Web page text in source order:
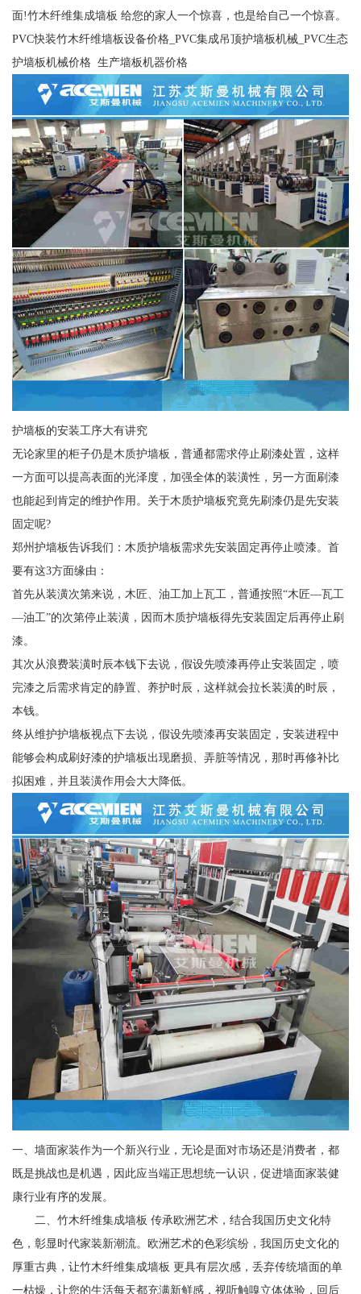
面!竹木纤维集成墙板 给您的家人一个惊喜，也是给自己一个惊喜。
PVC快装竹木纤维墙板设备价格_PVC集成吊顶护墙板机械_PVC生态
护墙板机械价格 生产墙板机器价格
护墙板的安装工序大有讲究
无论家里的柜子仍是木质护墙板，普通都需求停止刷漆处置，这样
一方面可以提高表面的光泽度，加强全体的装潢性，另一方面刷漆
也能起到肯定的维护作用。关于木质护墙板究竟先刷漆仍是先安装
固定呢?
郑州护墙板告诉我们：木质护墙板需求先安装固定再停止喷漆。首
要有这3方面缘由：
首先从装潢次第来说，木匠、油工加上瓦工，普通按照“木匠—瓦工
—油工”的次第停止装潢，因而木质护墙板得先安装固定后再停止刷
漆。
其次从浪费装潢时辰本钱下去说，假设先喷漆再停止安装固定，喷
完漆之后需求肯定的静置、养护时辰，这样就会拉长装潢的时辰，
本钱。
终从维护护墙板视点下去说，假设先喷漆再安装固定，安装进程中
能够会构成刷好漆的护墙板出现磨损、弄脏等情况，那时再修补比
拟困难，并且装潢作用会大大降低。
一、墙面家装作为一个新兴行业，无论是面对市场还是消费者，都
既是挑战也是机遇，因此应当端正思想统一认识，促进墙面家装健
康行业有序的发展。
二、竹木纤维集成墙板 传承欧洲艺术，结合我国历史文化特
色，彰显时代家装新潮流。欧洲艺术的色彩缤纷，我国历史文化的
厚重古典，让竹木纤维集成墙板 更具有层次感，丢弃传统墙面的单
一枯燥，让您的生活每天都充满新鲜感，视听触嗅立体体验，回后